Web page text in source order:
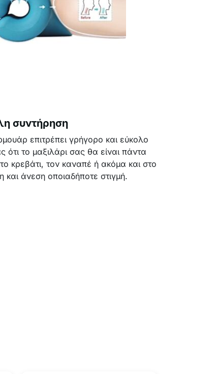
συντήρηση
επιτρέπει γρήγορο και εύκολο
ότι το μαξιλάρι σας θα είναι πάντα
κρεβάτι, τον καναπέ ή ακόμα και στο
άνεση οποιαδήποτε στιγμή.